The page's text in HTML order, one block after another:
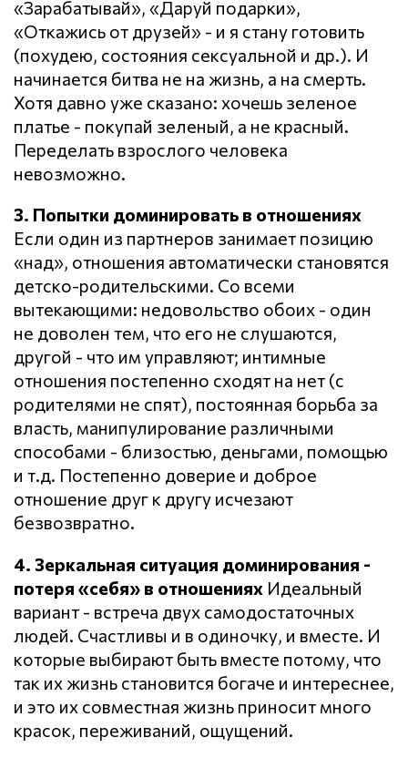
«Зарабатывай», «Даруй подарки»,
«Откажись от друзей» - и я стану готовить
(похудею, состояния сексуальной и др.). И
начинается битва не на жизнь, а на смерть.
Хотя давно уже сказано: хочешь зеленое
платье - покупай зеленый, а не красный.
Переделать взрослого человека
невозможно.
3. Попытки доминировать в отношениях
Если один из партнеров занимает позицию
«над», отношения автоматически становятся
детско-родительскими. Со всеми
вытекающими: недовольство обоих - один
не доволен тем, что его не слушаются,
другой - что им управляют; интимные
отношения постепенно сходят на нет (с
родителями не спят), постоянная борьба за
власть, манипулирование различными
способами - близостью, деньгами, помощью
и т.д. Постепенно доверие и доброе
отношение друг к другу исчезают
безвозвратно.
4. Зеркальная ситуация доминирования -
потеря «себя» в отношениях Идеальный
вариант - встреча двух самодостаточных
людей. Счастливы и в одиночку, и вместе. И
которые выбирают быть вместе потому, что
так их жизнь становится богаче и интереснее,
и это их совместная жизнь приносит много
красок, переживаний, ощущений.